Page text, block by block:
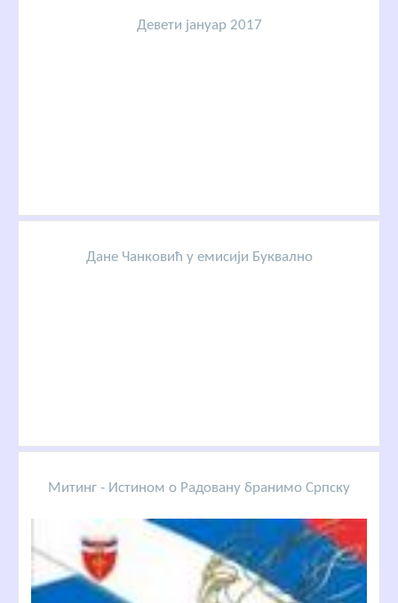
Девети јануар 2017
Дане Чанковић у емисији Буквално
Митинг - Истином о Радовану бранимо Српску